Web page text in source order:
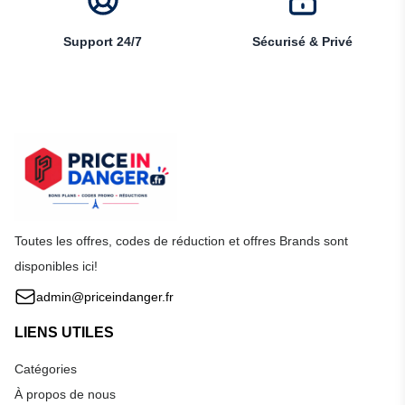
Support 24/7 Sécurisé & Privé
Toutes les offres, codes de réduction et offres Brands sont
disponibles ici!
admin@priceindanger.fr
LIENS UTILES
Catégories
À propos de nous